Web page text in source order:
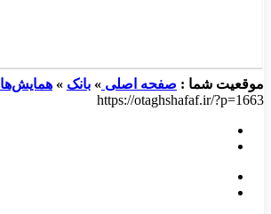
موقعیت شما : صفحه اصلی » بانک » همایش‌ها
https://otaghshafaf.ir/?p=1663